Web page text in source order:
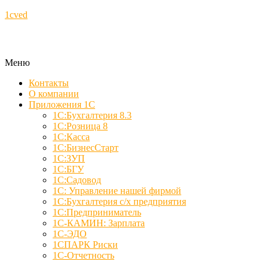
1cved
Меню
Контакты
О компании
Приложения 1С
1С:Бухгалтерия 8.3
1С:Розница 8
1С:Касса
1С:БизнесСтарт
1С:ЗУП
1С:БГУ
1С:Садовод
1С: Управление нашей фирмой
1С:Бухгалтерия с/х предприятия
1С:Предприниматель
1С-КАМИН: Зарплата
1С-ЭДО
1СПАРК Риски
1С-Отчетность